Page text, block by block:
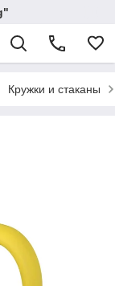
Кружки и стаканы